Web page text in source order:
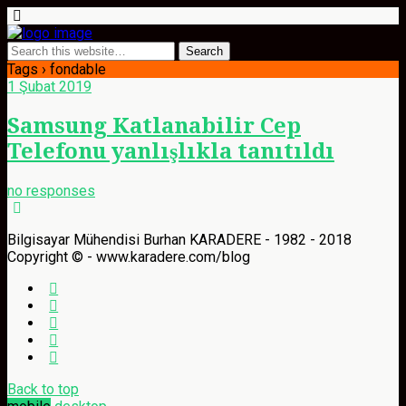
Tags › fondable
1 Şubat 2019
Samsung Katlanabilir Cep
Telefonu yanlışlıkla tanıtıldı
no responses
Bilgisayar Mühendisi Burhan KARADERE - 1982 - 2018
Copyright © - www.karadere.com/blog
Back to top